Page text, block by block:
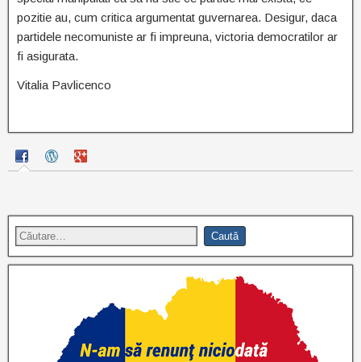
pozitie au, cum critica argumentat guvernarea. Desigur, daca
partidele necomuniste ar fi impreuna, victoria democratilor ar
fi asigurata.
Vitalia Pavlicenco